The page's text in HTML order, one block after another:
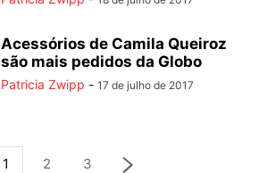
Acessórios de Camila Queiroz
são mais pedidos da Globo
Patricia Zwipp - 17 de julho de 2017
1 2 3